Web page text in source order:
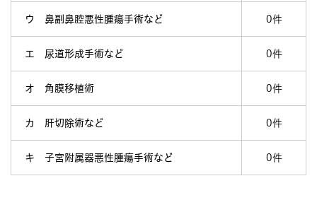
ウ 鼻副鼻腔悪性腫瘍手術など 0件
エ 尿道形成手術など 0件
オ 角膜移植術 0件
カ 肝切除術など 0件
キ 子宮附属器悪性腫瘍手術など 0件